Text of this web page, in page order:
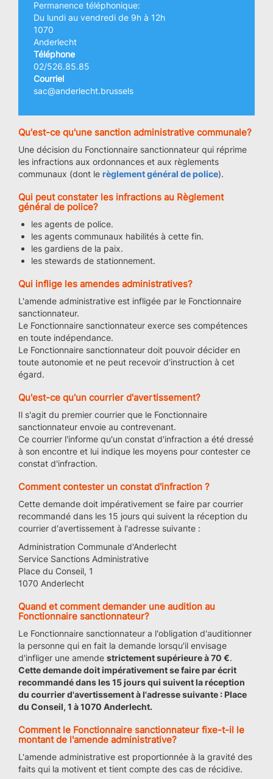
Permanence téléphonique:
Du lundi au vendredi de 9h à 12h
1070
Anderlecht
Téléphone
02/526.85.85
Courriel
sac@anderlecht.brussels
Qu'est-ce qu'une sanction administrative communale?
Une décision du Fonctionnaire sanctionnateur qui réprime
les infractions aux ordonnances et aux règlements
communaux (dont le règlement général de police).
Qui peut constater les infractions au Règlement
général de police?
les agents de police.
les agents communaux habilités à cette fin.
les gardiens de la paix.
les stewards de stationnement.
Qui inflige les amendes administratives?
L'amende administrative est infligée par le Fonctionnaire
sanctionnateur.
Le Fonctionnaire sanctionnateur exerce ses compétences
en toute indépendance.
Le Fonctionnaire sanctionnateur doit pouvoir décider en
toute autonomie et ne peut recevoir d'instruction à cet
égard.
Qu'est-ce qu'un courrier d'avertissement?
Il s'agit du premier courrier que le Fonctionnaire
sanctionnateur envoie au contrevenant.
Ce courrier l'informe qu'un constat d'infraction a été dressé
à son encontre et lui indique les moyens pour contester ce
constat d'infraction.
Comment contester un constat d'infraction ?
Cette demande doit impérativement se faire par courrier
recommandé dans les 15 jours qui suivent la réception du
courrier d'avertissement à l'adresse suivante :
Administration Communale d'Anderlecht
Service Sanctions Administrative
Place du Conseil, 1
1070 Anderlecht
Quand et comment demander une audition au
Fonctionnaire sanctionnateur?
Le Fonctionnaire sanctionnateur a l'obligation d'auditionner
la personne qui en fait la demande lorsqu'il envisage
d'infliger une amende strictement supérieure à 70 €.
Cette demande doit impérativement se faire par écrit
recommandé dans les 15 jours qui suivent la réception
du courrier d'avertissement à l'adresse suivante : Place
du Conseil, 1 à 1070 Anderlecht.
Comment le Fonctionnaire sanctionnateur fixe-t-il le
montant de l'amende administrative?
L'amende administrative est proportionnée à la gravité des
faits qui la motivent et tient compte des cas de récidive.